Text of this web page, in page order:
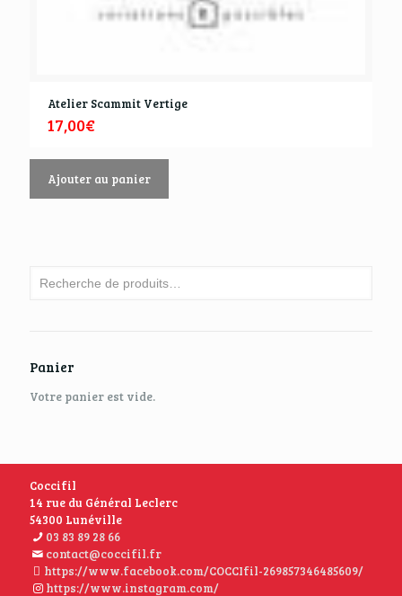
Atelier Scammit Vertige
17,00€
Ajouter au panier
Panier
Votre panier est vide.
Coccifil
14 rue du Général Leclerc
54300 Lunéville
03 83 89 28 66
contact@coccifil.fr
https://www.facebook.com/COCCIfil-269857346485609/
https://www.instagram.com/